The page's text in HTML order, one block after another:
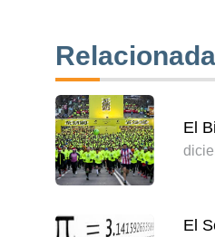
El
El